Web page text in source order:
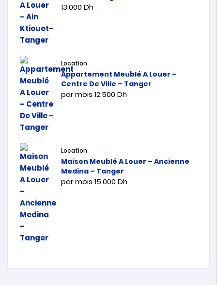
13.000 Dh
Location
Appartement Meublé A Louer –
Centre De Ville – Tanger
par mois 12.500 Dh
Location
Maison Meublé A Louer – Ancienne
Medina – Tanger
par mois 15.000 Dh